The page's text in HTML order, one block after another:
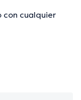
con cualquier